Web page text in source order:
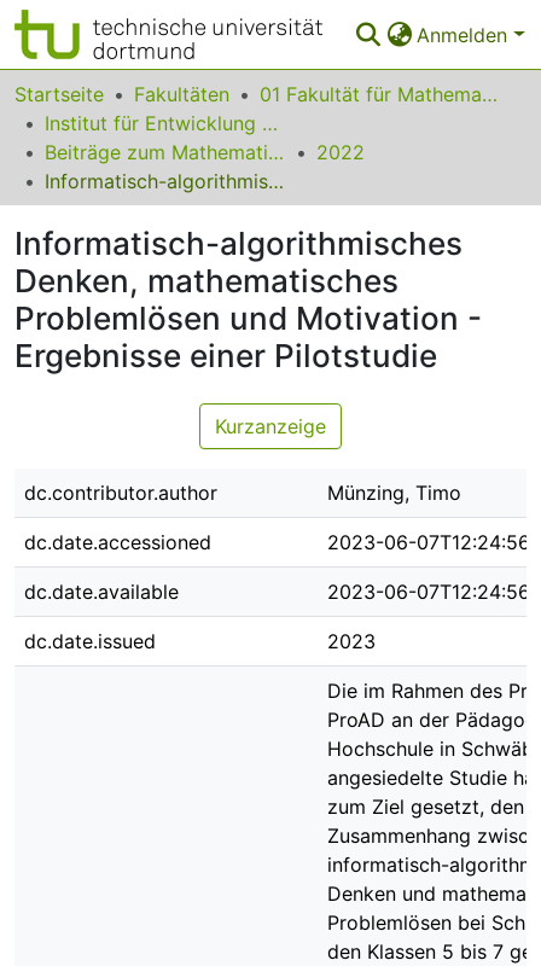
Anmelden
Bereiche & Sammlungen
Das gesamte Repositorium
Statistiken
FAQ
Leitlinien
Zurück zur Startseite
Startseite Fakultäten
01 Fakultät für Mathematik
Institut für Entwicklung und Erforschung des Mathematikunterrichts
Beiträge zum Mathematikunterricht
2022
Informatisch-algorithmisches Denken, mathematisches Problemlösen und Motivation - Ergebnisse einer Pilotstudie
Informatisch-algorithmisches
Denken, mathematisches
Problemlösen und Motivation -
Ergebnisse einer Pilotstudie
Kurzanzeige
dc.contributor.author Münzing, Timo
dc.date.accessioned 2023-06-07T12:24:56Z
dc.date.available 2023-06-07T12:24:56Z
dc.date.issued 2023
Die im Rahmen des
ProAD an der
Hochschule in
angesiedelte Studie
zum Ziel gesetzt, den
Zusammenhang
informatisch-
Denken und
Problemlösen bei
den Klassen 5 bis 7